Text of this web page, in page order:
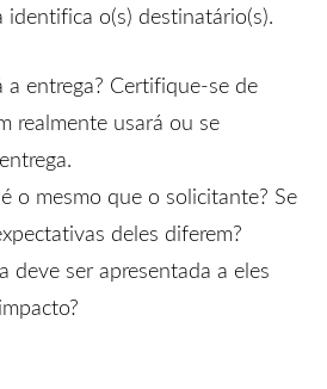
identifica o(s) destinatário(s).
a entrega? Certifique-se de
realmente usará ou se
o mesmo que o solicitante? Se
deles diferem?
deve ser apresentada a eles